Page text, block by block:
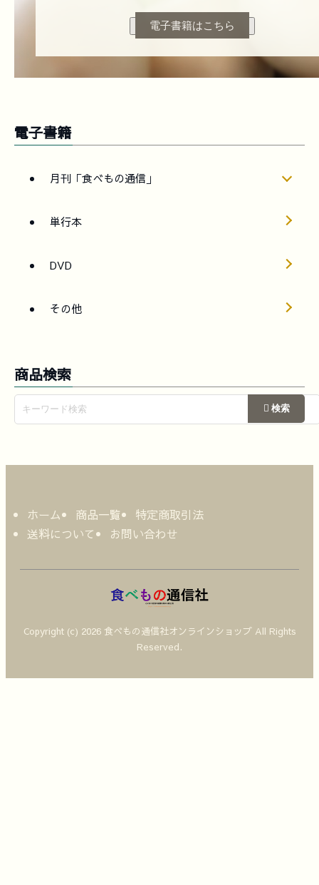
電子書籍はこちら
電子書籍
月刊「食べもの通信」
単行本
DVD
その他
商品検索
ホーム 商品一覧
特定商取引法
送料について
お問い合わせ
Copyright (c) 2026 食べもの通信社オンラインショップ All Rights
Reserved.